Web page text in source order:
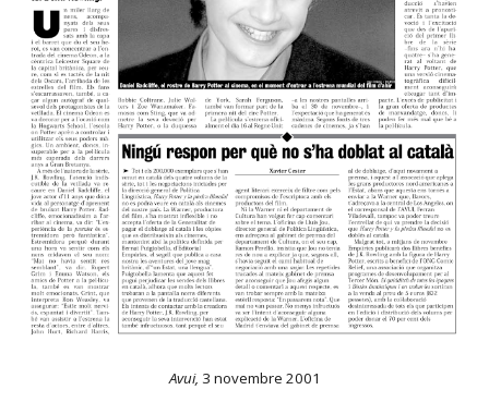
Avui, 3 novembre 2001